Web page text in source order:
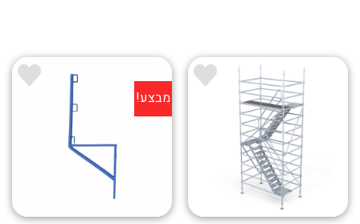
מבצע!